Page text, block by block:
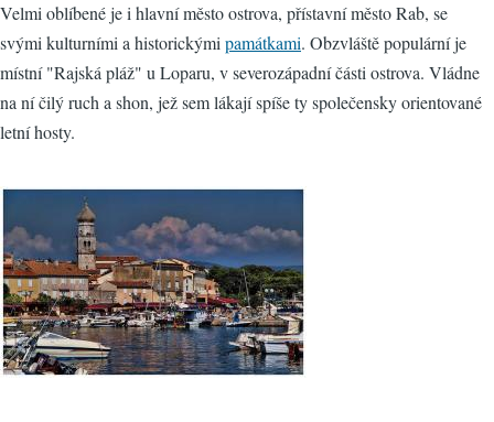
Velmi oblíbené je i hlavní město ostrova, přístavní město Rab, se
svými kulturními a historickými památkami. Obzvláště populární je
místní "Rajská pláž" u Loparu, v severozápadní části ostrova. Vládne
na ní čilý ruch a shon, jež sem lákají spíše ty společensky orientované
letní hosty.